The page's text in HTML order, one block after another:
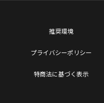
推奨環境
プライバシーポリシー
特商法に基づく表示